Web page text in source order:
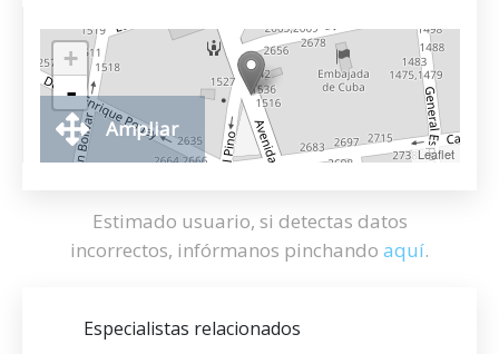
+
-
Leaflet
Ampliar
Estimado usuario, si detectas datos
incorrectos, infórmanos pinchando aquí.
Especialistas relacionados